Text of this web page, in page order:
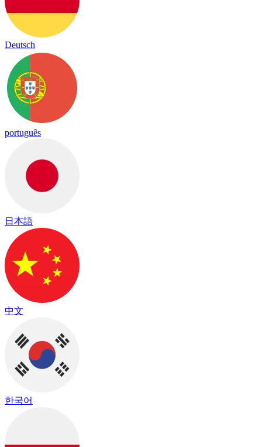
Deutsch
português
日本語
中文
한국어